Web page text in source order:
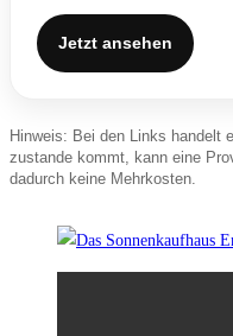
Jetzt ansehen
Hinweis: Bei den Links handelt
zustande kommt, kann eine
dadurch keine Mehrkosten.